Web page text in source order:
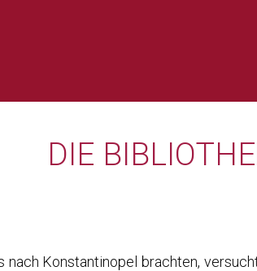
DIE
nach Konstantinopel brachten,